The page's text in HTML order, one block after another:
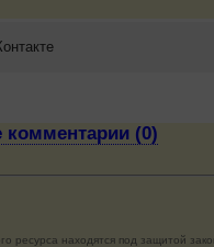
комментарии (0)
ресурса находятся под защитой